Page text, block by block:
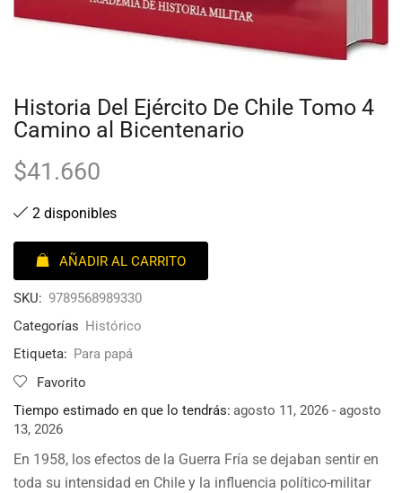
Historia Del Ejército De Chile Tomo 4
Camino al Bicentenario
$41.660
2 disponibles
AÑADIR AL CARRITO
SKU: 9789568989330
Categorías Histórico
Etiqueta: Para papá
Favorito
Tiempo estimado en que lo tendrás: agosto 11, 2026 - agosto
13, 2026
En 1958, los efectos de la Guerra Fría se dejaban sentir en
toda su intensidad en Chile y la influencia político-militar